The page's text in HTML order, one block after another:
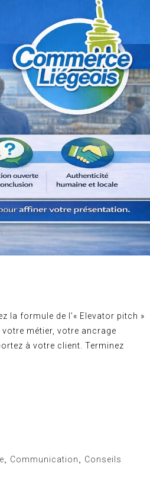
la formule de l’« Elevator pitch »
métier, votre ancrage
à votre client. Terminez
Communication
Conseils